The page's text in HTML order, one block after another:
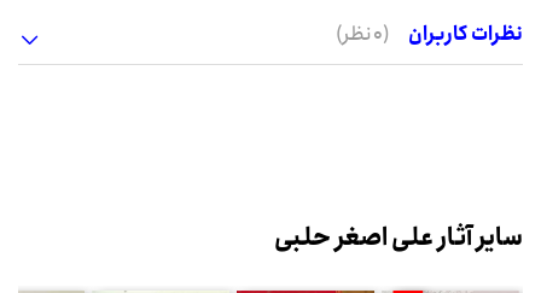
نظرات کاربران (0 نظر)
سایر آثار علی اصغر حلبی